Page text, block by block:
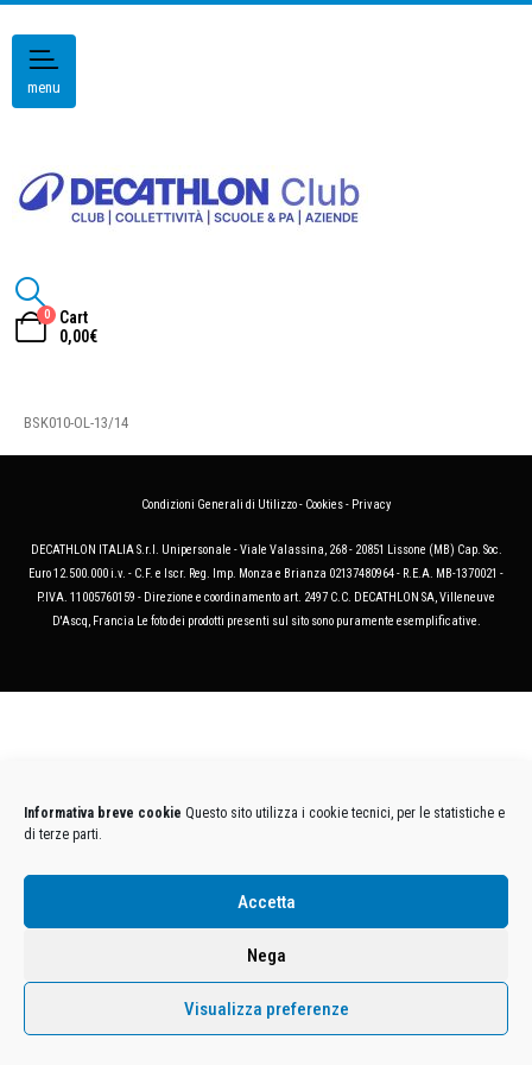
Informativa breve cookie Questo sito utilizza i cookie tecnici, per le statistiche e
di terze parti.
Accetta
Nega
Visualizza preferenze
menu
0
Cart
0,00€
BSK010-OL-13/14
Condizioni Generali di Utilizzo- Cookies- Privacy
DECATHLON ITALIA S.r.l. Unipersonale - Viale Valassina, 268 - 20851 Lissone (MB) Cap. Soc.
Euro 12.500.000 i.v. - C.F. e Iscr. Reg. Imp. Monza e Brianza 02137480964 - R.E.A. MB-1370021 -
P.IVA. 11005760159 - Direzione e coordinamento art. 2497 C.C. DECATHLON SA, Villeneuve
D'Ascq, Francia Le foto dei prodotti presenti sul sito sono puramente esemplificative.